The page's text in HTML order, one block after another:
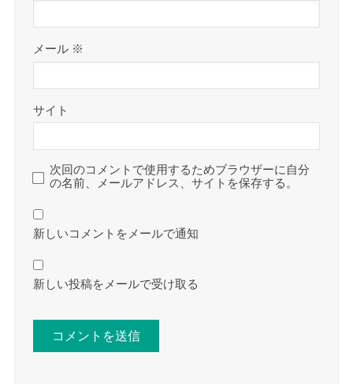
メール ※
サイト
次回のコメントで使用するためブラウザーに自分
の名前、メールアドレス、サイトを保存する。
新しいコメントをメールで通知
新しい投稿をメールで受け取る